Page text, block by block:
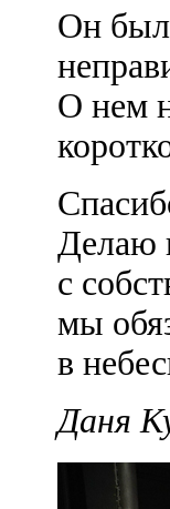
Он был
О нем
Делаю
с
мы
в
Даня